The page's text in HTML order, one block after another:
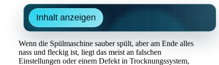
Inhalt anzeigen
Wenn die Spülmaschine sauber spült, aber am Ende alles
nass und fleckig ist, liegt das meist an falschen
Einstellungen oder einem Defekt in Trocknungssystem,